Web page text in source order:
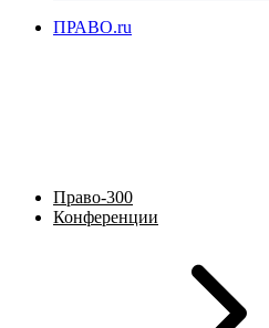
ПРАВО.ru
Право-300
Конференции